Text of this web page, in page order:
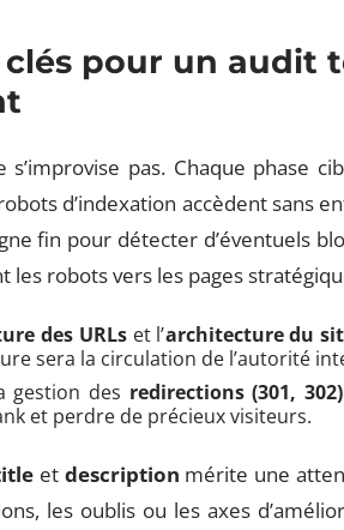
clés pour un audit
pas. Chaque phase
d’indexation accèdent sans
fin pour détecter d’éventuels
les robots vers les pages
des URLset l’architecture du
sera la circulation de l’autorité
gestion des redirections (301, 302)
et perdre de précieux visiteurs.
et description mérite une
les oublis ou les axes